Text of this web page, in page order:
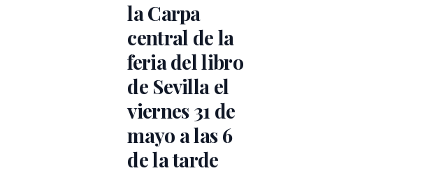
la Carpa
central de la
feria del libro
de Sevilla el
viernes 31 de
mayo a las 6
de la tarde